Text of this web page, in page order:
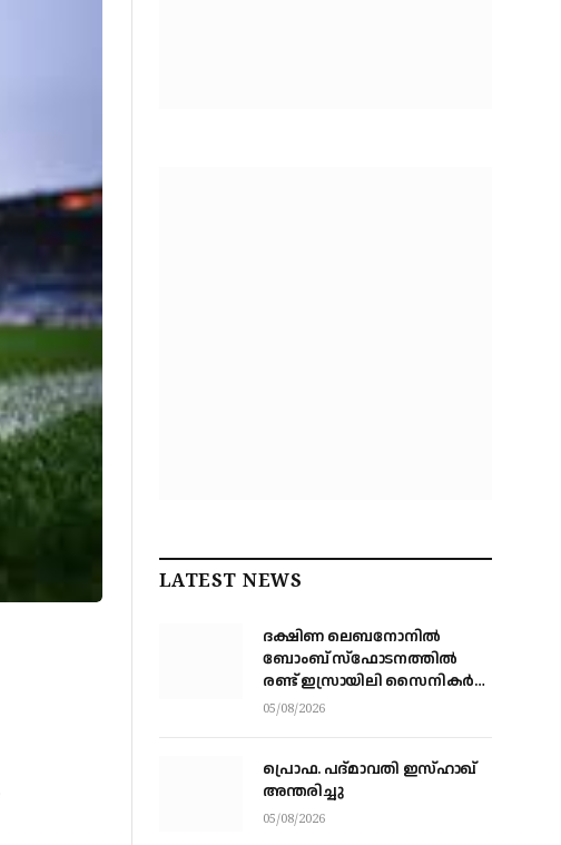
LATEST NEWS
ദക്ഷിണ ലെബനോനില്‍
ബോംബ് സ്‌ഫോടനത്തില്‍
രണ്ട് ഇസ്രായിലി സൈനികര്‍
കൊല്ലപ്പെട്ടു; ഏഴുപേര്‍ക്ക്
05/08/2026
പ്രൊഫ. പദ്മാവതി ഇസ്ഹാഖ്
അന്തരിച്ചു
05/08/2026